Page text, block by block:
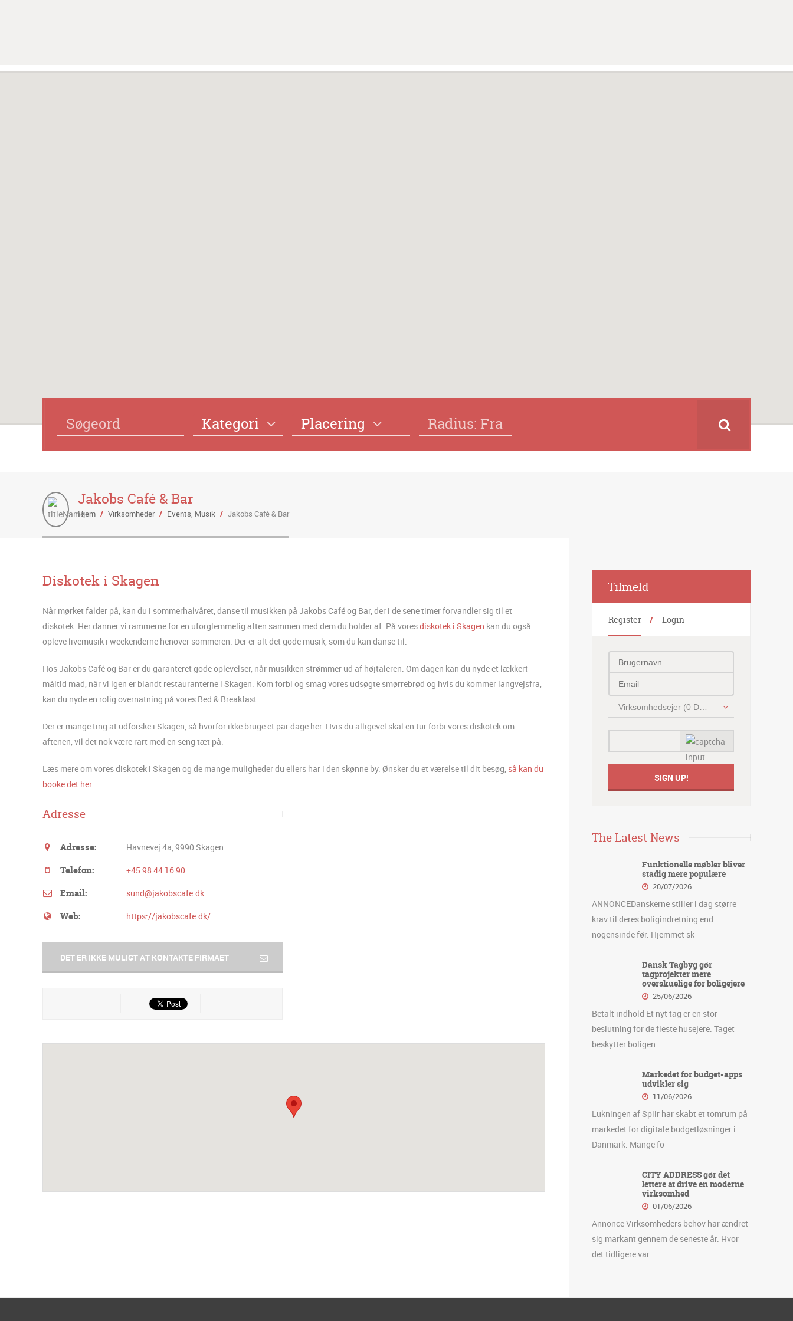
Kategori Placering Radius: Fra
Jakobs Café & Bar
Hjem / Virksomheder / Events, Musik / Jakobs Café & Bar
Diskotek i Skagen
Når mørket falder på, kan du i sommerhalvåret, danse til musikken på Jakobs Café og Bar, der i de sene timer forvandler sig til et
diskotek. Her danner vi rammerne for en uforglemmelig aften sammen med dem du holder af. På voresdiskotek i Skagen kan du også
opleve livemusik i weekenderne henover sommeren. Der er alt det gode musik, som du kan danse til.
Hos Jakobs Café og Bar er du garanteret gode oplevelser, når musikken strømmer ud af højtaleren. Om dagen kan du nyde et lækkert
måltid mad, når vi igen er blandt restauranterne i Skagen. Kom forbi og smag vores udsøgte smørrebrød og hvis du kommer langvejsfra,
kan du nyde en rolig overnatning på vores Bed & Breakfast.
Der er mange ting at udforske i Skagen, så hvorfor ikke bruge et par dage her. Hvis du alligevel skal en tur forbi vores diskotek om
aftenen, vil det nok være rart med en seng tæt på.
Læs mere om vores diskotek i Skagen og de mange muligheder du ellers har i den skønne by. Ønsker du et værelse til dit besøg, så kan du
booke det her.
Adresse
Adresse: Havnevej 4a, 9990 Skagen
Telefon: +45 98 44 16 90
Email: sund@jakobscafe.dk
Web: https://jakobscafe.dk/
DET ER IKKE MULIGT AT KONTAKTE FIRMAET
Tilmeld
Register Login
Virksomhedsejer (0 DKK)
The Latest News
Funktionelle møbler bliver
stadig mere populære
20/07/2026
ANNONCEDanskerne stiller i dag større
krav til deres boligindretning end
nogensinde før. Hjemmet sk
Dansk Tagbyg gør
tagprojekter mere
overskuelige for boligejere
25/06/2026
Betalt indhold Et nyt tag er en stor
beslutning for de fleste husejere. Taget
beskytter boligen
Markedet for budget-apps
udvikler sig
11/06/2026
Lukningen af Spiir har skabt et tomrum på
markedet for digitale budgetløsninger i
Danmark. Mange fo
CITY ADDRESS gør det
lettere at drive en moderne
virksomhed
01/06/2026
Annonce Virksomheders behov har ændret
sig markant gennem de seneste år. Hvor
det tidligere var